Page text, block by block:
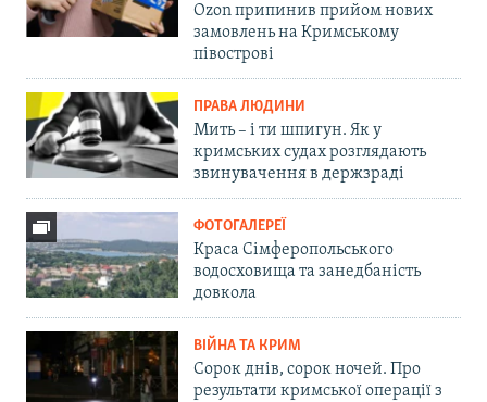
Ozon припинив прийом нових
замовлень на Кримському
півострові
ПРАВА ЛЮДИНИ
Мить – і ти шпигун. Як у
кримських судах розглядають
звинувачення в держзраді
ФОТОГАЛЕРЕЇ
Краса Сімферопольського
водосховища та занедбаність
довкола
ВІЙНА ТА КРИМ
Сорок днів, сорок ночей. Про
результати кримської операції з